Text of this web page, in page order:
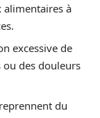
alimentaires à
excessive de
des douleurs
du